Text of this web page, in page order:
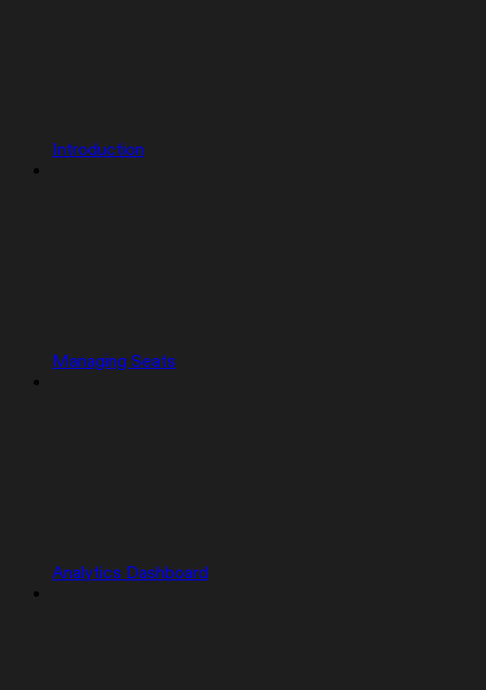
Introduction
Managing Seats
Analytics Dashboard